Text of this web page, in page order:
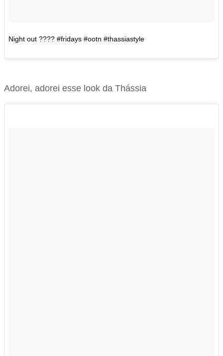
Night out ???? #fridays #ootn #thassiastyle
Adorei, adorei esse look da Thássia